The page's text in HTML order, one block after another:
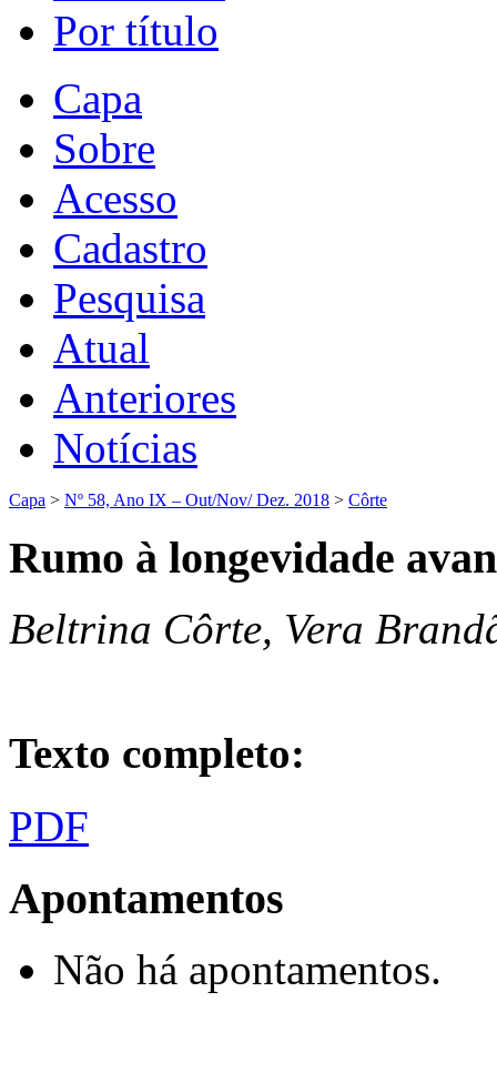
Por título
Capa
Sobre
Acesso
Cadastro
Pesquisa
Atual
Anteriores
Notícias
Capa > Nº 58, Ano IX – Out/Nov/ Dez. 2018 > Côrte
Rumo à longevidade
Beltrina Côrte, Vera
Texto completo:
PDF
Apontamentos
Não há apontamentos.